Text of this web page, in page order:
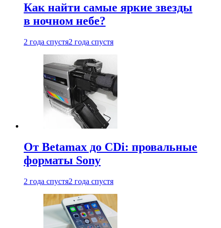
Как найти самые яркие звезды
в ночном небе?
2 года спустя2 года спустя
От Betamax до CDi: провальные
форматы Sony
2 года спустя2 года спустя